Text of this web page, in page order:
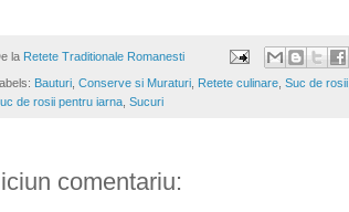
la Retete Traditionale Romanesti
Bauturi Conserve si Muraturi Retete culinare Suc de rosii
de rosii pentru iarna Sucuri
comentariu: